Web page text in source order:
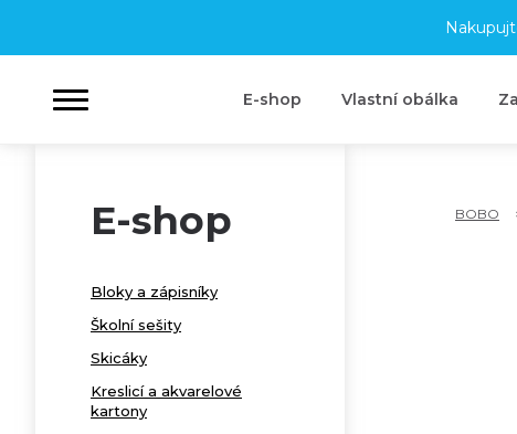
E-shop Vlastní obálka
E-shop
Bloky a zápisníky
Školní sešity
Skicáky
Kreslicí a akvarelové
kartony
BOBO